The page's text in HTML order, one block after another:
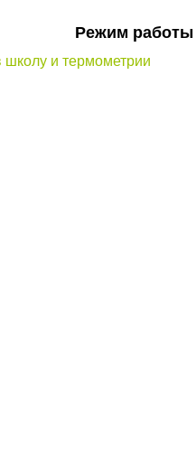
Режим
и термометрии